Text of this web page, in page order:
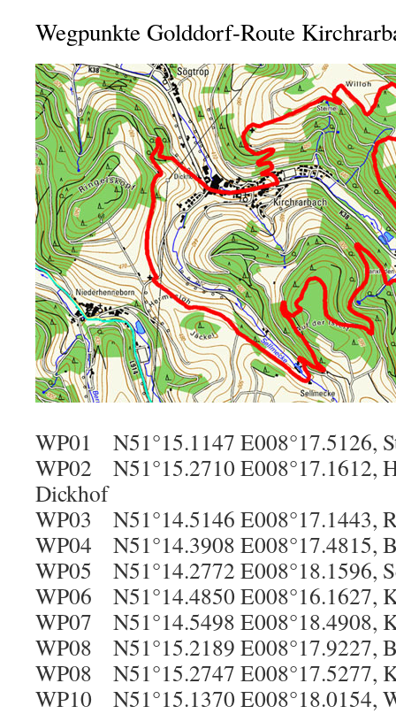
Wegpunkte Golddorf-Route
WP01 N51°15.1147 E008°17.5126,
WP02 N51°15.2710 E008°17.1612,
Dickhof
WP03 N51°14.5146 E008°17.1443,
WP04 N51°14.3908 E008°17.4815,
WP05 N51°14.2772 E008°18.1596,
WP06 N51°14.4850 E008°16.1627,
WP07 N51°14.5498 E008°18.4908,
WP08 N51°15.2189 E008°17.9227,
WP08 N51°15.2747 E008°17.5277,
WP10 N51°15.1370 E008°18.0154,